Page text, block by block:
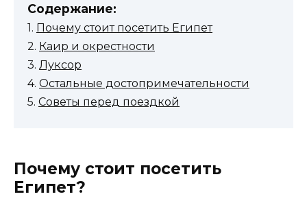
Содержание:
1. Почему стоит посетить Египет
2. Каир и окрестности
3. Луксор
4. Остальные достопримечательности
5. Советы перед поездкой
Почему стоит посетить
Египет?